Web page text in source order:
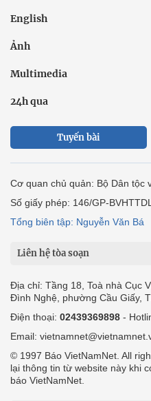
English
Ảnh
Multimedia
24h qua
Tuyến bài
Cơ quan chủ quản: Bộ Dân tộc
Số giấy phép: 146/GP-
Tổng biên tập: Nguyễn Văn Bá
Liên hệ tòa soạn
Địa chỉ: Tầng 18, Toà nhà Cục
Đình Nghệ, phường Cầu Giấy,
Điện thoại: 02439369898 -
Email:
© 1997 Báo VietNamNet. All
lại thông tin từ website này khi
báo VietNamNet.